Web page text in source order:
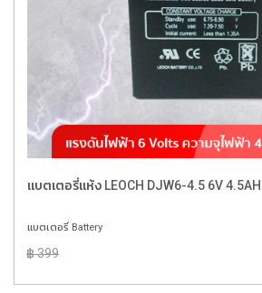
แบตเตอรี่แห้ง LEOCH DJW6-4.5 6V 4.5AH
แบตเตอรี่ Battery
฿ 399